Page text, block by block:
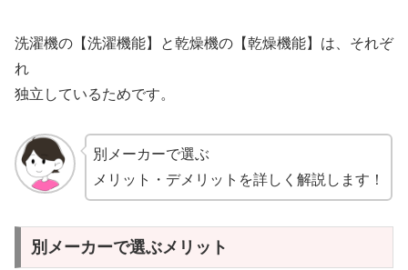
洗濯機の【洗濯機能】と乾燥機の【乾燥機能】は、それぞ
れ
独立しているためです。
別メーカーで選ぶ
メリット・デメリットを詳しく解説します！
別メーカーで選ぶメリット